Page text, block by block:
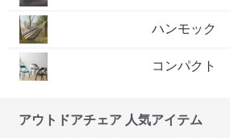
ハンモック
コンパクト
アウトドアチェア 人気アイテム